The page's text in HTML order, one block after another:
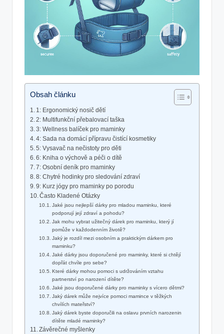
Obsah článku
1: Ergonomický nosič dětí
2: Multifunkční přebalovací ‌taška
3: Wellness balíček pro ⁣maminky
4: Sada na domácí přípravu čistící ​kosmetiky
5: Vysavač na nečistoty⁤ pro děti
6: Kniha o výchově a péči o dítě
7:⁤ Osobní⁢ deník pro maminky
8: Chytré hodinky pro⁢ sledování zdraví
9: Kurz jógy pro maminky ⁣po porodu
Často Kladené Otázky
Jaké⁢ jsou nejlepší dárky pro mladou maminku, ‍které
podporují její zdraví a pohodu?
Jak mohu vybrat užitečný dárek ⁤pro maminku, který jí‌
pomůže v každodenním životě?
Jaký je rozdíl mezi osobním a praktickým dárkem pro⁢
maminku?
Jaké dárky jsou doporučené pro maminky, které si chtějí
dopřát chvíle pro sebe?
Které dárky mohou pomoci⁤ s udržováním vztahu
⁣partnerství po narození‍ dítěte?
Jaké jsou doporučené dárky pro maminky s vícero dětmi?
Jaký dárek může nejvíce ⁢pomoci mamince⁤ v těžkých
chvílích mateřství?
Jaký dárek byste doporučili na oslavu prvních narozenin
dítěte mladé maminky?
Závěrečné myšlenky